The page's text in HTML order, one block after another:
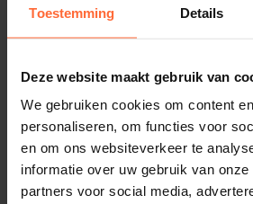
Toestemming Details
Deze website maakt gebruik van
We gebruiken cookies om content
personaliseren, om functies voor
en om ons websiteverkeer te
informatie over uw gebruik van
partners voor social media,
Eenvoudig te plaatsen:
Op maat te knippen:voor
afwerking
50 meter
749,00